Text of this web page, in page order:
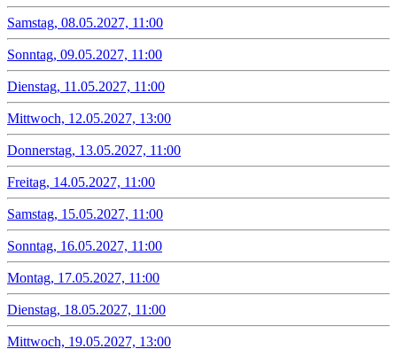
Samstag, 08.05.2027, 11:00
Sonntag, 09.05.2027, 11:00
Dienstag, 11.05.2027, 11:00
Mittwoch, 12.05.2027, 13:00
Donnerstag, 13.05.2027, 11:00
Freitag, 14.05.2027, 11:00
Samstag, 15.05.2027, 11:00
Sonntag, 16.05.2027, 11:00
Montag, 17.05.2027, 11:00
Dienstag, 18.05.2027, 11:00
Mittwoch, 19.05.2027, 13:00